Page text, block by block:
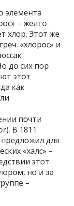
элемента
– желто-
хлор. Этот же
«хлорос» и
до сих пор
этот
как
почти
В 1811
для
«халс» –
этот
но и за
–